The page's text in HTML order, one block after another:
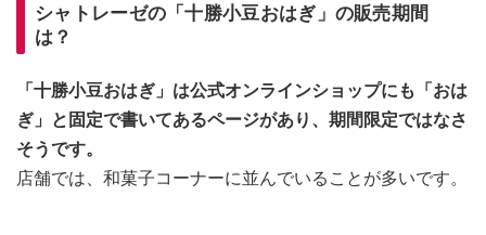
シャトレーゼの「十勝小豆おはぎ」の販売期間
は？
「十勝小豆おはぎ」は公式オンラインショップにも「おは
ぎ」と固定で書いてあるページがあり、期間限定ではなさ
そうです。
店舗では、和菓子コーナーに並んでいることが多いです。